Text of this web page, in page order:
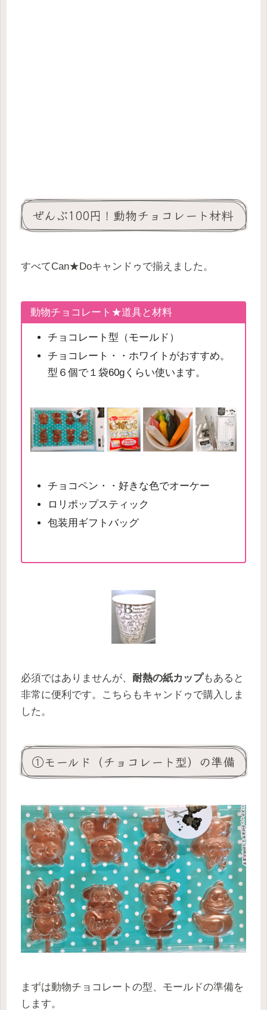
ぜんぶ100円！動物チョコレート材料
すべてCan★Doキャンドゥで揃えました。
動物チョコレート★道具と材料
チョコレート型（モールド）
チョコレート・・ホワイトがおすすめ。
型６個で１袋60gくらい使います。
チョコペン・・好きな色でオーケー
ロリポップスティック
包装用ギフトバッグ
必須ではありませんが、 耐熱の紙カップもあると
非常に便利です。こちらもキャンドゥで購入しま
した。
①モールド（チョコレート型）の準備
まずは動物チョコレートの型、モールドの準備を
します。